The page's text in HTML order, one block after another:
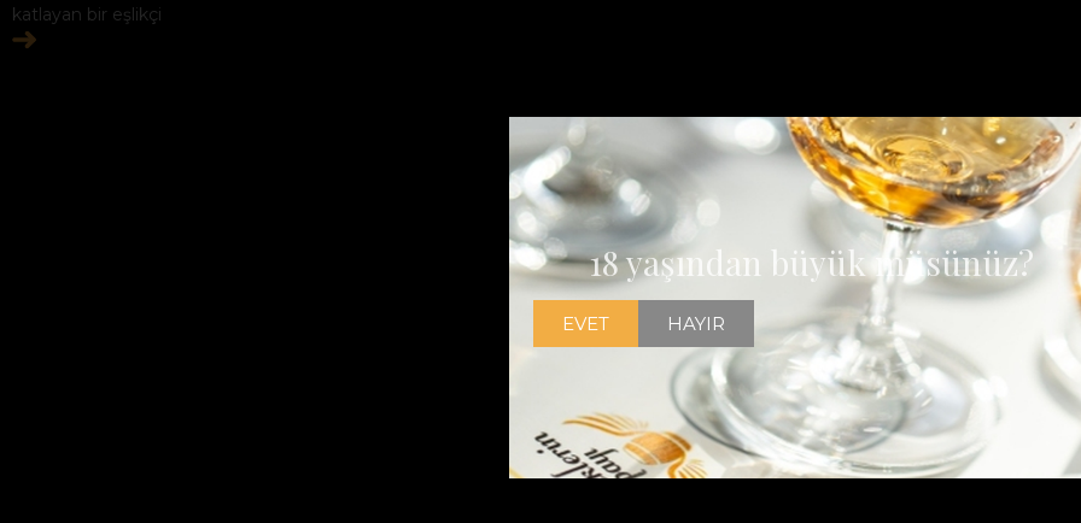
katlayan bir eşlikçi
18 yaşından büyük müsünüz?
EVET HAYIR